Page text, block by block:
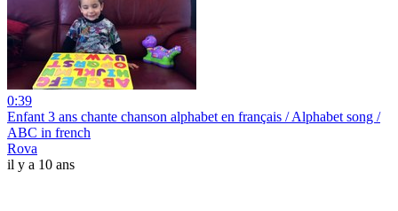
0:39
Enfant 3 ans chante chanson alphabet en français / Alphabet song /
ABC in french
Rova
il y a 10 ans